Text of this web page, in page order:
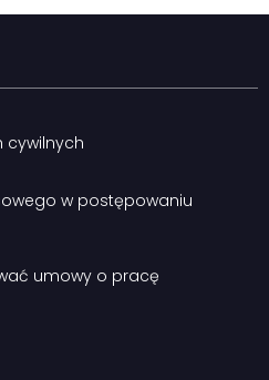
cywilnych
w postępowaniu
umowy o pracę